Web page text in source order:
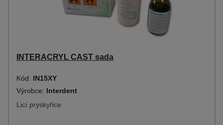
INTERACRYL CAST sada
Kód: IN15XY
Výrobce: Interdent
Licí pryskyřice